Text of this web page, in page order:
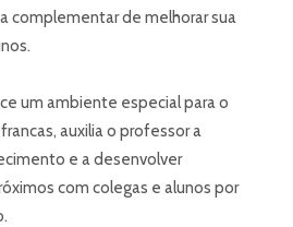
complementar de melhorar sua
um ambiente especial para o
auxilia o professor a
e a desenvolver
com colegas e alunos por